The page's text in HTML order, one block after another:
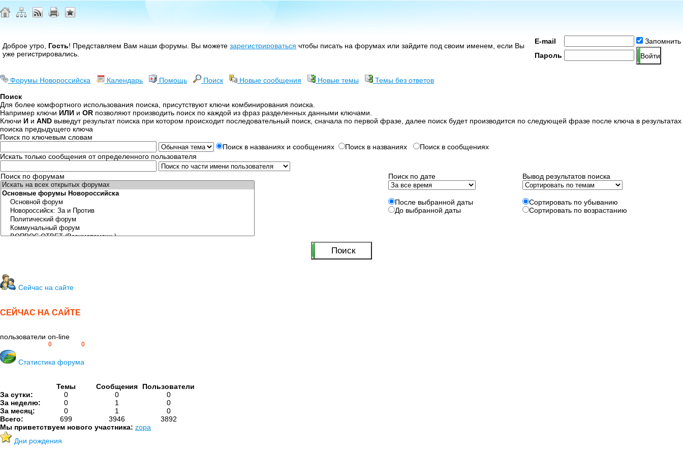
Доброе утро, Гость! Представляем Вам наши форумы. Вы можете зарегистрироваться чтобы писать на форумах или зайдите под своим именем, если Вы
уже регистрировались.
E-mail
Запомнить
Пароль
Форумы Новороссийска Календарь Помощь Поиск Новые сообщения Новые темы
Темы без ответов
Поиск
Для более комфортного использования поиска, присутствуют ключи комбинирования поиска.
Например ключи ИЛИ и OR позволяют производить поиск по каждой из фраз разделенных данными ключами.
Ключи И и AND выведут результат поиска при котором происходит последовательный поиск, сначала по первой фразе, далее поиск будет производится по следующей фразе после ключа в результатах
поиска предыдущего ключа
Поиск по ключевым словам
Поиск в названиях и сообщениях
Поиск в названиях
Поиск в сообщениях
Искать только сообщения от определенного пользователя
Поиск по форумам Поиск по дате
После выбранной даты
До выбранной даты
Вывод результатов поиска
Сортировать по убыванию
Сортировать по возрастанию
Сейчас на сайте
СЕЙЧАС НА САЙТЕ
пользователи on-line
0 0
Статистика форума
Темы Сообщения
Пользователи
За сутки:
0 0
0
За неделю:
0 1
0
За месяц:
0 1
0
Всего:
699 3946
3892
Мы приветствуем нового участника: zopa
Дни рождения